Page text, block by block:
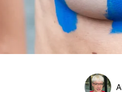
unterstützen
genossenschaft